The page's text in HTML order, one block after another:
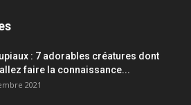
: 7 adorables créatures dont
faire la connaissance...
2021